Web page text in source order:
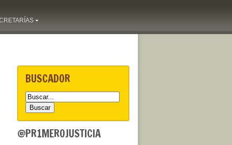
BUSCADOR
@PR1MEROJUSTICIA